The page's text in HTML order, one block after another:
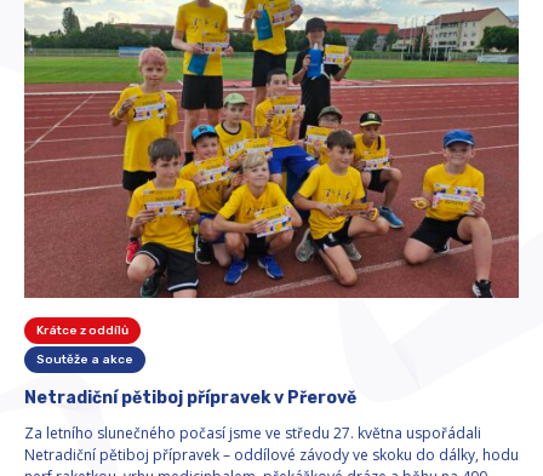
Krátce z oddílů
Soutěže a akce
Netradiční pětiboj přípravek v Přerově
Za letního slunečného počasí jsme ve středu 27. května uspořádali
Netradiční pětiboj přípravek – oddílové závody ve skoku do dálky, hodu